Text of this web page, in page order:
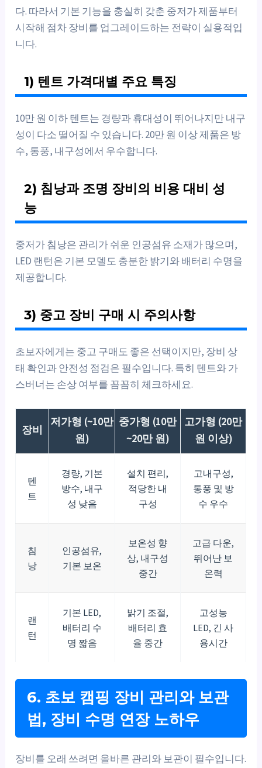
다. 따라서 기본 기능을 충실히 갖춘 중저가 제품부터
시작해 점차 장비를 업그레이드하는 전략이 실용적입
니다.
1) 텐트 가격대별 주요 특징
10만 원 이하 텐트는 경량과 휴대성이 뛰어나지만 내구
성이 다소 떨어질 수 있습니다. 20만 원 이상 제품은 방
수, 통풍, 내구성에서 우수합니다.
2) 침낭과 조명 장비의 비용 대비 성
능
중저가 침낭은 관리가 쉬운 인공섬유 소재가 많으며,
LED 랜턴은 기본 모델도 충분한 밝기와 배터리 수명을
제공합니다.
3) 중고 장비 구매 시 주의사항
초보자에게는 중고 구매도 좋은 선택이지만, 장비 상
태 확인과 안전성 점검은 필수입니다. 특히 텐트와 가
스버너는 손상 여부를 꼼꼼히 체크하세요.
장비
저가형 (~10만
원)
중가형 (10만
~20만 원)
고가형 (20만
원 이상)
텐
트
경량, 기본
방수, 내구
성 낮음
설치 편리,
적당한 내
구성
고내구성,
통풍 및 방
수 우수
침
낭
인공섬유,
기본 보온
보온성 향
상, 내구성
중간
고급 다운,
뛰어난 보
온력
랜
턴
기본 LED,
배터리 수
명 짧음
밝기 조절,
배터리 효
율 중간
고성능
LED, 긴 사
용시간
6. 초보 캠핑 장비 관리와 보관
법, 장비 수명 연장 노하우
장비를 오래 쓰려면 올바른 관리와 보관이 필수입니다.